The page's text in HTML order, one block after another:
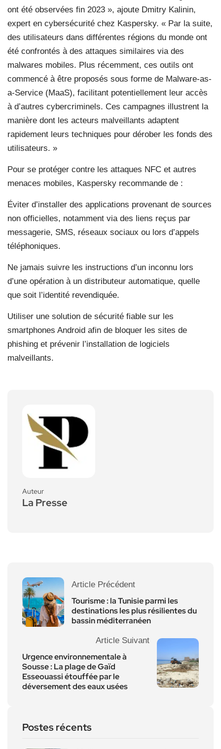
ont été observées fin 2023 », ajoute Dmitry Kalinin,
expert en cybersécurité chez Kaspersky. « Par la suite,
des utilisateurs dans différentes régions du monde ont
été confrontés à des attaques similaires via des
malwares mobiles. Plus récemment, ces outils ont
commencé à être proposés sous forme de Malware-as-
a-Service (MaaS), facilitant potentiellement leur accès
à d’autres cybercriminels. Ces campagnes illustrent la
manière dont les acteurs malveillants adaptent
rapidement leurs techniques pour dérober les fonds des
utilisateurs. »
Pour se protéger contre les attaques NFC et autres
menaces mobiles, Kaspersky recommande de :
Éviter d’installer des applications provenant de sources
non officielles, notamment via des liens reçus par
messagerie, SMS, réseaux sociaux ou lors d’appels
téléphoniques.
Ne jamais suivre les instructions d’un inconnu lors
d’une opération à un distributeur automatique, quelle
que soit l’identité revendiquée.
Utiliser une solution de sécurité fiable sur les
smartphones Android afin de bloquer les sites de
phishing et prévenir l’installation de logiciels
malveillants.
Auteur
La Presse
Article Précédent
Tourisme : la Tunisie parmi les
destinations les plus résilientes du
bassin méditerranéen
Article Suivant
Urgence environnementale à
Sousse : La plage de Gaïd
Esseouassi étouffée par le
déversement des eaux usées
Postes récents